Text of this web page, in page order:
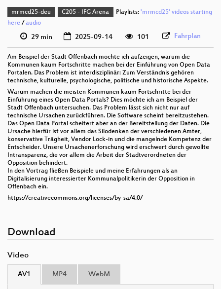
mrmcd25-deu C205 - IFG Arena Playlists: 'mrmcd25' videos starting
here /audio
29 min 2025-09-14 101 Fahrplan
Am Beispiel der Stadt Offenbach möchte ich aufzeigen, warum die
Kommunen kaum Fortschritte machen bei der Einführung von Open Data
Portalen. Das Problem ist interdisziplinär: Zum Verständnis gehören
technische, kulturelle, psychologische, politische und historische Aspekte.
Warum machen die meisten Kommunen kaum Fortschritte bei der
Einführung eines Open Data Portals? Dies möchte ich am Beispiel der
Stadt Offenbach untersuchen. Das Problem lässt sich nicht nur auf
technische Ursachen zurückführen. Die Software scheint bereitzustehen.
Das Open Data Portal scheitert aber an der Bereitstellung der Daten. Die
Ursache hierfür ist vor allem das Silodenken der verschiedenen Ämter,
konservative Trägheit, Vendor Lock-in und die mangelnde Kompetenz der
Entscheider. Unsere Ursachenerforschung wird erschwert durch gewollte
Intransparenz, die vor allem die Arbeit der Stadtverordneten der
Opposition behindert.
In den Vortrag fließen Beispiele und meine Erfahrungen als an
Digitalisierung interessierter Kommunalpolitikerin der Opposition in
Offenbach ein.
https://creativecommons.org/licenses/by-sa/4.0/
Download
Video
AV1 MP4 WebM